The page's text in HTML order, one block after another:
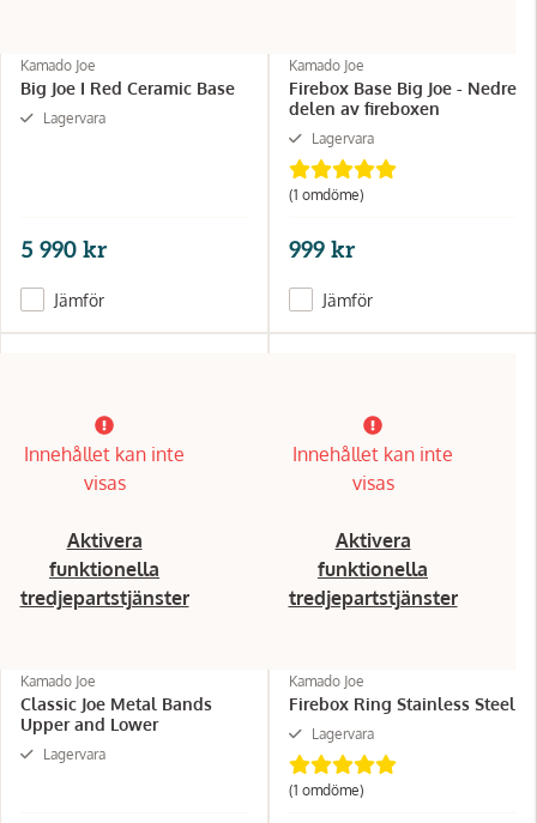
Kamado Joe
Big Joe I Red Ceramic Base
Lagervara
5 990 kr
Jämför
Kamado Joe
Firebox Base Big Joe - Nedre
delen av fireboxen
Lagervara
(1 omdöme)
999 kr
Jämför
Innehållet kan inte
visas
Aktivera
funktionella
tredjepartstjänster
Kamado Joe
Classic Joe Metal Bands
Upper and Lower
Lagervara
Innehållet kan inte
visas
Aktivera
funktionella
tredjepartstjänster
Kamado Joe
Firebox Ring Stainless Steel
Lagervara
(1 omdöme)